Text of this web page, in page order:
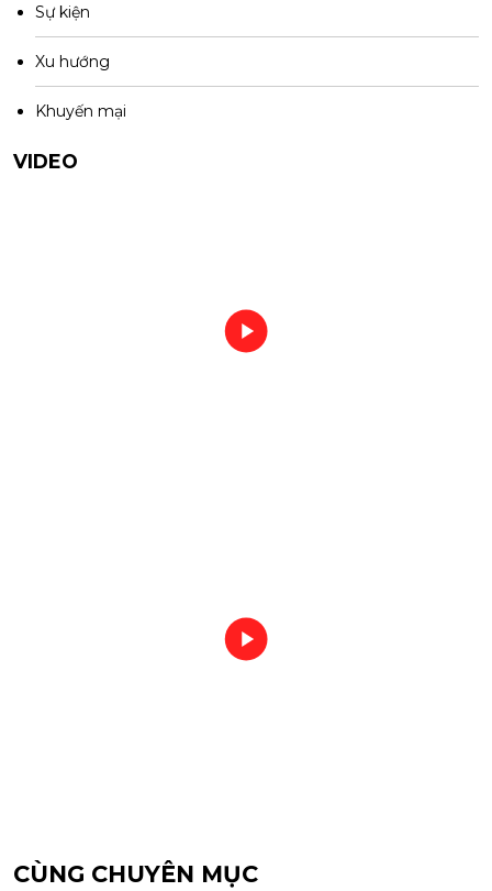
Sự kiện
Xu hướng
Khuyến mại
VIDEO
CÙNG CHUYÊN MỤC